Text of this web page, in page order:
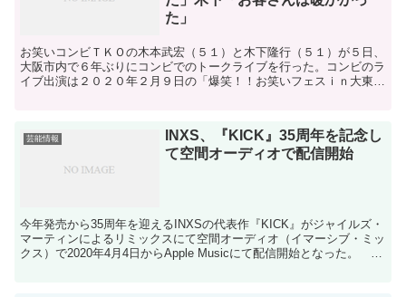
た」
お笑いコンビＴＫＯの木本武宏（５１）と木下隆行（５１）が５日、
大阪市内で６年ぶりにコンビでのトークライブを行った。コンビのラ
イブ出演は２０２０年２月９日の「爆笑！！お笑いフェスｉｎ大東」
芸能情報
INXS、『KICK』35周年を記念し
て空間オーディオで配信開始
今年発売から35周年を迎えるINXSの代表作『KICK』がジャイルズ・
マーティンによるリミックスにて空間オーディオ（イマーシブ・ミッ
クス）で2020年4月4日からApple Musicにて配信開始となった。